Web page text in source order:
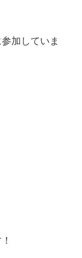
加していま